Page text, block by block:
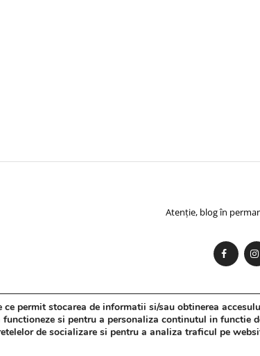
Atenție, blog în
ce permit stocarea de informatii si/sau obtinerea
si pentru a personaliza continutul in functie
de socializare si pentru a analiza traficul pe